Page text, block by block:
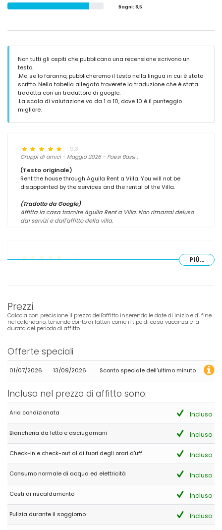
Bagni: 8,5
Non tutti gli ospiti che pubblicano una recensione scrivono un
testo.
.Ma se lo faranno, pubblicheremo il testo nella lingua in cui è stato
scritto. Nella tabella allegata troverete la traduzione che è stata
tradotta con un traduttore di google.
.La scala di valutazione va da 1 a 10, dove 10 è il punteggio
migliore.
- 9,3
Gruppi di amici - Maggio 2026 - Paesi Bassi :
(Testo originale)
Rent the house through Aguila Rent a Villa. You will not be
disappointed by the services and the rental of the Villa.
(Tradotto da Google)
Affitta la casa tramite Aguila Rent a Villa. Non rimarrai deluso
dai servizi e dall'affitto della villa.
Great house!!
(Tradotto da Google)
Casa fantastica!!
- 8,6
Famiglie con figli piccoli - Luglio 2023 - Stati Uniti d'America :
(Testo originale)
(Tradotto da Google)
Ottimo posto, bella piscina, ben posizionato per esplorare la
zona.
Famiglie con figli più grandi - Agosto 2021 - Spagna :
(Testo originale)
La estancia en Casa Mercedes supero nuestras expectativas
en todos los aspectos. La propiedad es fantástica con un estilo
moderno, muy cómoda y sobre todas las cosas muy funcional,
con decoración sencilla pero exquisita. Tranquilidad
insuperable. Imposible no repetir en futuras ocasiones 100%
recomendable a los amantes del buen gusto y la tranquilidad
PIÙ...
Prezzi
Calcola con precisione il prezzo dell'affitto inserendo le date di inizio e di fine
nel calendario, tenendo conto di fattori come il tipo di casa vacanza e la
durata del periodo di affitto.
Offerte speciali
01/07/2026 13/09/2026 Sconto speciale dell'ultimo minuto
Incluso nel prezzo di affitto sono:
Aria condizionata Incluso
Biancheria da letto e asciugamani Incluso
Check-in e check-out al di fuori degli orari d'uff Incluso
Consumo normale di acqua ed elettricità Incluso
Costi di riscaldamento Incluso
Pulizia durante il soggiorno Incluso